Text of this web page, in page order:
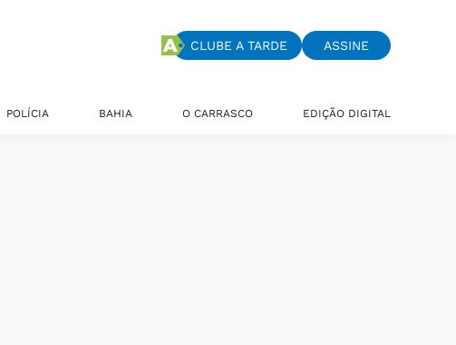
CLUBE A TARDE ASSINE
POLÍCIA BAHIA O CARRASCO EDIÇÃO DIGITAL